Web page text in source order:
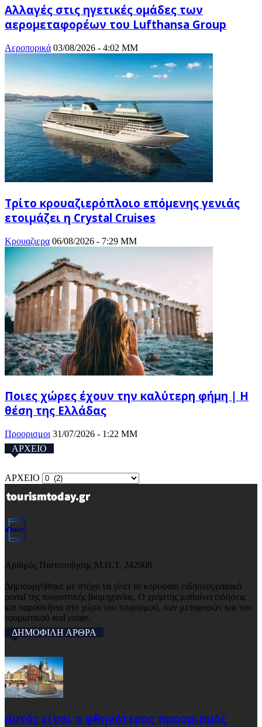
Αλλαγές στις ηγετικές ομάδες των
αερομεταφορέων του Lufthansa Group
Αεροπορικά 03/08/2026 - 4:02 ΜΜ
Τρίτο κρουαζιερόπλοιο επόμενης γενιάς
ετοιμάζει η Crystal Cruises
Κρουαζιερα 06/08/2026 - 7:29 ΜΜ
Ποιες χώρες έχουν την καλύτερη φήμη | Η
θέση της Ελλάδας
Προορισμοι 31/07/2026 - 1:22 ΜΜ
ΑΡΧΕΙΟ
ΑΡΧΕΙΟ
Αριθμός Πιστοποίησης Μ.Η.Τ. 242908
Δημιουργήθηκε με στόχο να γίνει το κορυφαίο ειδησεογραφικό
portal της τουριστικής βιομηχανίας. Ο χρήστης μαθαίνει ειδήσεις
και παρασκήνια στο χώρο του τουρισμού, των μεταφορών και του
τουριστικού real estate.
ΔΗΜΟΦΙΛΗ ΑΡΘΡΑ
Αυτός είναι ο φθηνότερος προορισμός